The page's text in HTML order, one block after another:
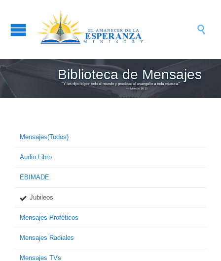

Biblioteca de Mensajes
“Y les dijo: Id por todo el mundo y predicad el evangelio a toda criatura.”
― Marcos 16:15
Mensajes(Todos)
Audio Libro
EBIMADE
Jubileos
Mensajes Proféticos
Mensajes Radiales
Mensajes TVs